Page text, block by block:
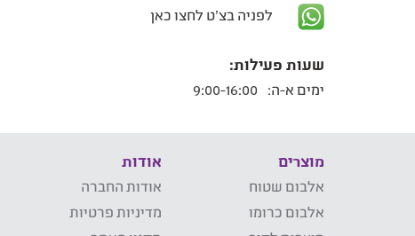
לפניה בצ'ט לחצו כאן
שעות פעילות:
ימים א-ה:
מוצרים
אלבום שטוח
אלבום כרומו
אודות
אודות החברה
מדיניות פרטיות